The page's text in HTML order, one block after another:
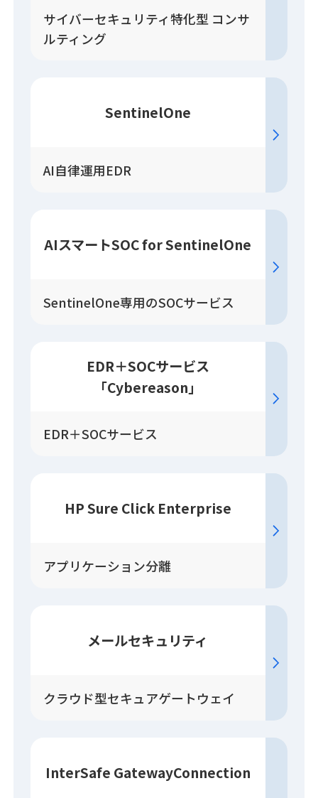
サイバーセキュリティ特化型 コンサ
ルティング
SentinelOne
AI自律運用EDR
AIスマートSOC for SentinelOne
SentinelOne専用のSOCサービス
EDR＋SOCサービス
「Cybereason」
EDR＋SOCサービス
HP Sure Click Enterprise
アプリケーション分離
メールセキュリティ
クラウド型セキュアゲートウェイ
InterSafe GatewayConnection